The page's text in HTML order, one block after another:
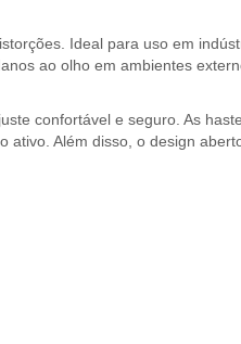
Ideal para uso em
ao olho em ambientes
confortável e seguro. As
Além disso, o design